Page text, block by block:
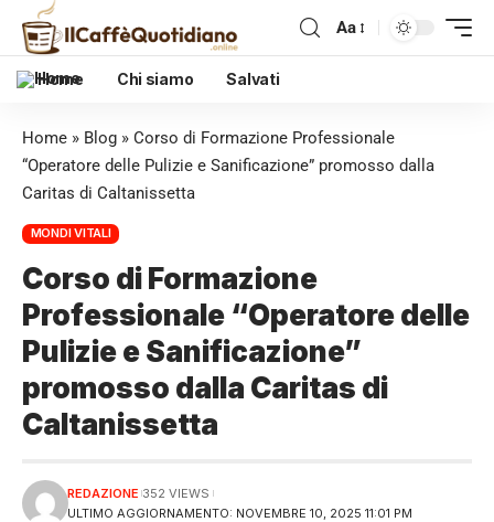
Aa
Home Chi siamo Salvati
Home » Blog » Corso di Formazione Professionale
“Operatore delle Pulizie e Sanificazione” promosso dalla
Caritas di Caltanissetta
MONDI VITALI
Corso di Formazione
Professionale “Operatore delle
Pulizie e Sanificazione”
promosso dalla Caritas di
Caltanissetta
ULTIMO AGGIORNAMENTO: NOVEMBRE 10, 2025 11:01 PM
REDAZIONE 352 VIEWS